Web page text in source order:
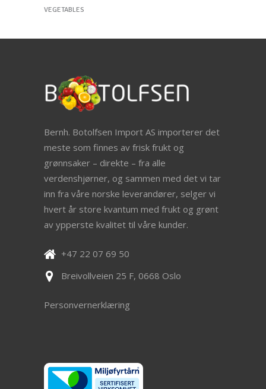
VEGETABLES
Bernh. Botolfsen Import AS importerer det
meste som finnes av frisk frukt og
grønnsaker – direkte – fra alle
verdenshjørner, og sammen med det vi tar
inn fra våre norske leverandører, selger vi
hvert år store kvantum med frukt og grønt
av ypperste kvalitet til våre kunder.
+47 22 07 69 50
Breivollveien 25 F, 0668 Oslo
Personvernerklæring